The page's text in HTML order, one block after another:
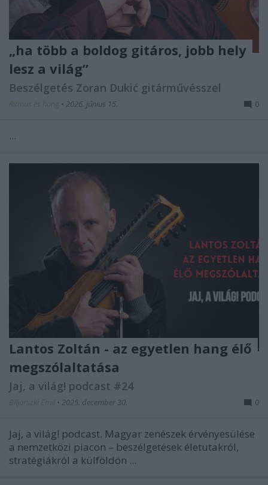
„ha több a boldog gitáros, jobb hely
lesz a világ”
Beszélgetés Zoran Dukić gitárművésszel
Ritmus és hang • 2026. június 15. 0
...
Lantos Zoltán - az egyetlen hang élő
megszólaltatása
Jaj, a világ! podcast #24
Biljarszki Emil • 2025. december 30. 0
Jaj, a világ! podcast. Magyar zenészek érvényesülése
a nemzetközi piacon – beszélgetések életutakról,
stratégiákról a külföldön ...